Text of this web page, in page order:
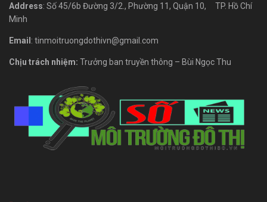
Address: Số 45/6b Đường 3/2., Phường 11, Quận 10, TP. Hồ Chí
Minh
Email : tinmoitruongdothivn@gmail.com
Chịu trách nhiệm: Trưởng ban truyền thông – Bùi Ngọc Thu